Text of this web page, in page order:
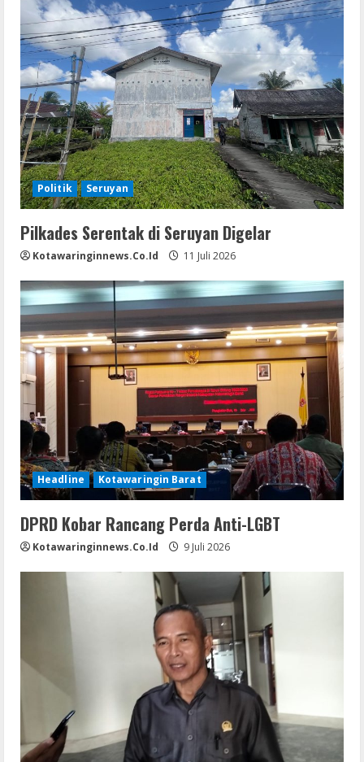
Politik Seruyan
Pilkades Serentak di Seruyan Digelar
Kotawaringinnews.co.id 11 Juli 2026
Headline Kotawaringin Barat
DPRD Kobar Rancang Perda Anti-LGBT
Kotawaringinnews.co.id 9 Juli 2026